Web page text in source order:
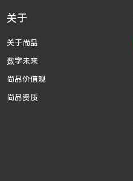
关于
关于尚品
数字未来
尚品价值观
尚品资质